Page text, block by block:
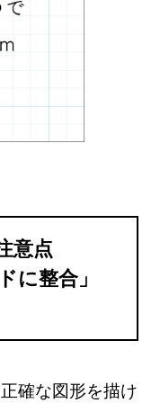
意点
に整合」
確な図形を描け